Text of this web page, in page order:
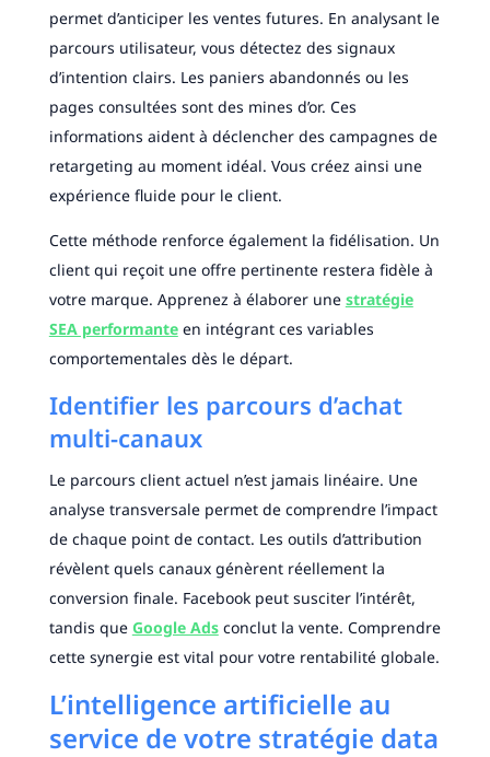
permet d’anticiper les ventes futures. En analysant le
parcours utilisateur, vous détectez des signaux
d’intention clairs. Les paniers abandonnés ou les
pages consultées sont des mines d’or. Ces
informations aident à déclencher des campagnes de
retargeting au moment idéal. Vous créez ainsi une
expérience fluide pour le client.
Cette méthode renforce également la fidélisation. Un
client qui reçoit une offre pertinente restera fidèle à
votre marque. Apprenez à élaborer une stratégie
SEA performanteen intégrant ces variables
comportementales dès le départ.
Identifier les parcours d’achat
multi-canaux
Le parcours client actuel n’est jamais linéaire. Une
analyse transversale permet de comprendre l’impact
de chaque point de contact. Les outils d’attribution
révèlent quels canaux génèrent réellement la
conversion finale. Facebook peut susciter l’intérêt,
tandis que Google Adsconclut la vente. Comprendre
cette synergie est vital pour votre rentabilité globale.
L’intelligence artificielle au
service de votre stratégie data